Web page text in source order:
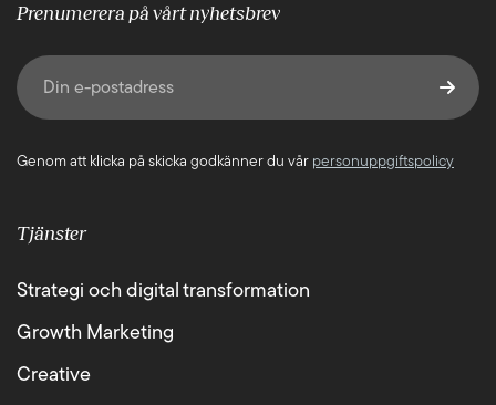
Prenumerera på vårt nyhetsbrev
E-post(Obligatoriskt)
Genom att klicka på skicka godkänner du vår personuppgiftspolicy
Tjänster
Strategi och digital transformation
Growth Marketing
Creative